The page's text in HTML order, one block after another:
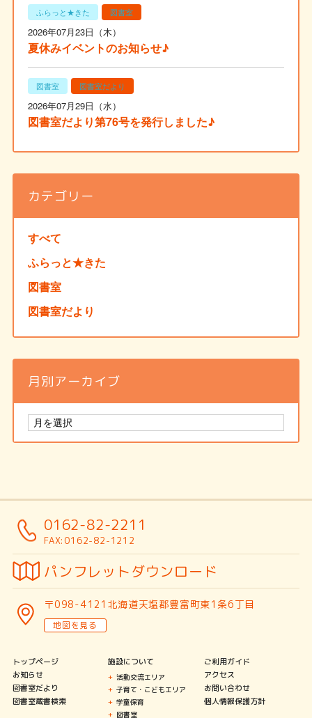
ふらっと★きた 図書室
2026年07月23日（木）
夏休みイベントのお知らせ♪
図書室 図書室だより
2026年07月29日（水）
図書室だより第76号を発行しました♪
カテゴリー
すべて
ふらっと★きた
図書室
図書室だより
月別アーカイブ
0162-82-2211
FAX:0162-82-1212
パンフレットダウンロード
〒098-4121北海道天塩郡豊富町東1条6丁目
地図を見る
トップページ
お知らせ
図書室だより
図書室蔵書検索
施設について
活動交流エリア
子育て・こどもエリア
学童保育
図書室
ご利用ガイド
アクセス
お問い合わせ
個人情報保護方針